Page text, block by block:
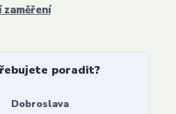
poradit?
Dobroslava